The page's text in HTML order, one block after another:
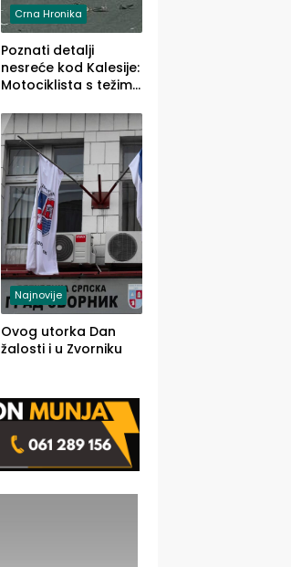
Crna Hronika
Poznati detalji
nesreće kod Kalesije:
Motociklista s težim,
lakšim povredama
Najnovije
Ovog utorka Dan
žalosti i u Zvorniku